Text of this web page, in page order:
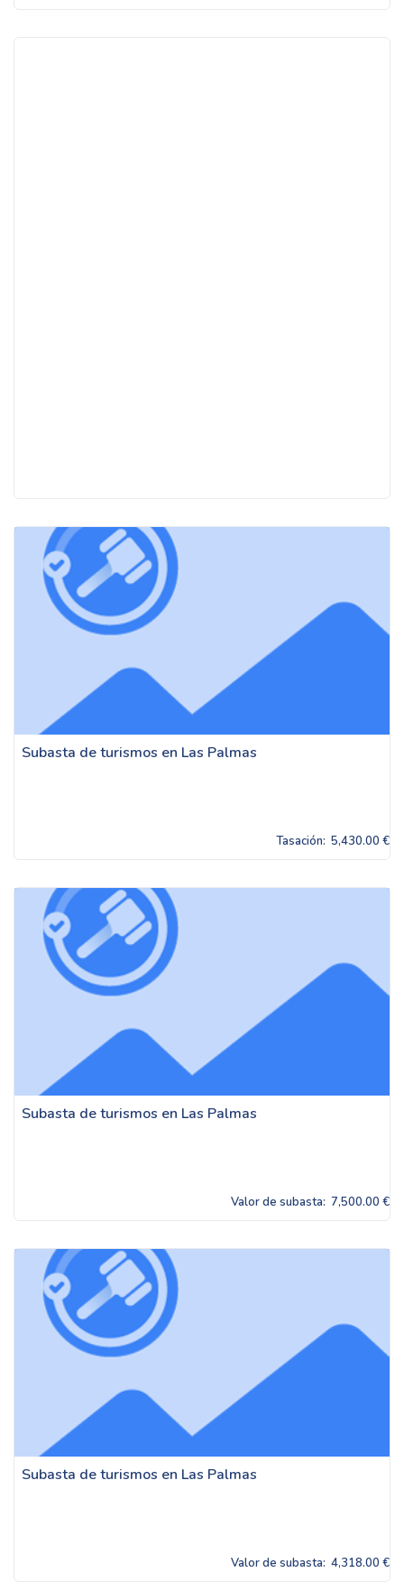
Subasta de turismos en Las Palmas
Tasación: 5,430.00 €
Subasta de turismos en Las Palmas
Valor de subasta: 7,500.00 €
Subasta de turismos en Las Palmas
Valor de subasta: 4,318.00 €